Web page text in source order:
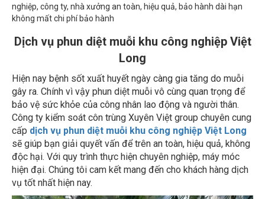
nghiệp, công ty, nhà xưởng an toàn, hiệu quả, bảo hành dài hạn
không mất chi phí bảo hành
Dịch vụ phun diệt muỗi khu công nghiệp Việt
Long
Hiện nay bệnh sốt xuất huyết ngày càng gia tăng do muỗi
gây ra. Chính vì vậy phun diệt muỗi vô cùng quan trọng để
bảo vệ sức khỏe của công nhân lao động và người thân.
Công ty kiểm soát côn trùng Xuyên Việt group chuyên cung
cấp dịch vụ phun diệt muỗi khu công nghiệp Việt Long
sẽ giúp bạn giải quyết vấn để trên an toàn, hiệu quả, không
độc hại. Với quy trình thực hiện chuyên nghiệp, máy móc
hiện đại. Chúng tôi cam kết mang đến cho khách hàng dịch
vụ tốt nhất hiện nay.